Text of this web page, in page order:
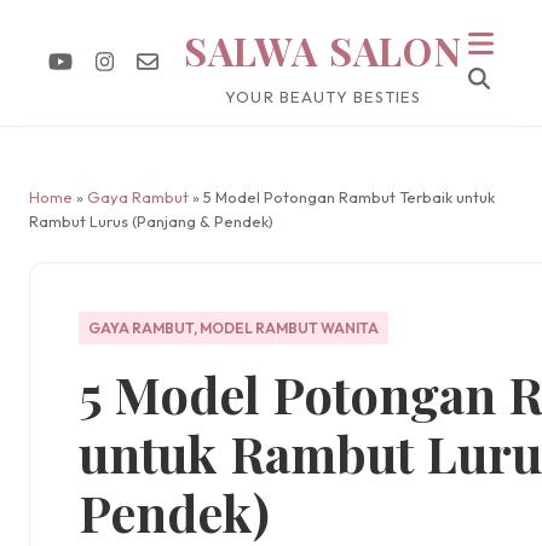
SALWA SALON
YOUR BEAUTY BESTIES
Home » Gaya Rambut» 5 Model Potongan Rambut Terbaik untuk
Rambut Lurus (Panjang & Pendek)
GAYA RAMBUT, MODEL RAMBUT WANITA
5 Model Potongan
untuk Rambut
Pendek)